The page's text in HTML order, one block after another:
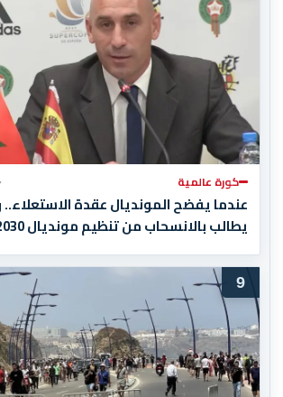
كورة عالمية
عندما يفضح المونديال عقدة
9